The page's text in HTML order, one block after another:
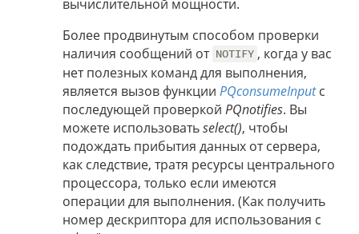
вычислительной мощности.
Более продвинутым способом проверки
наличия сообщений от NOTIFY , когда у вас
нет полезных команд для выполнения,
является вызов функции PQconsumeInputс
последующей проверкой PQnotifies. Вы
можете использоватьselect(), чтобы
подождать прибытия данных от сервера,
как следствие, тратя ресурсы центрального
процессора, только если имеются
операции для выполнения. (Как получить
номер дескриптора для использования с